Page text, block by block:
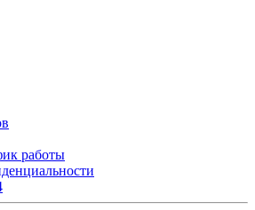
работы